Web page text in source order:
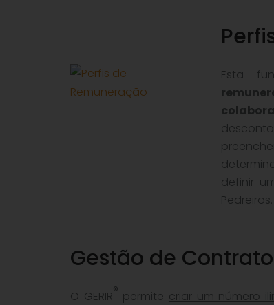
Esta
definir
Pedreiros.
Gestão de
O GERIR® permite criar um número